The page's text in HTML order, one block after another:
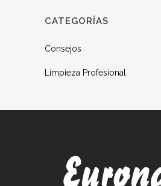
CATEGORÍAS
Consejos
Limpieza Profesional